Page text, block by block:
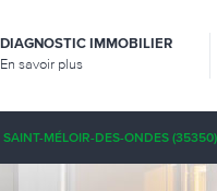
DIAGNOSTIC IMMOBILIER
En savoir plus
SAINT-MÉLOIR-DES-ONDES (35350)